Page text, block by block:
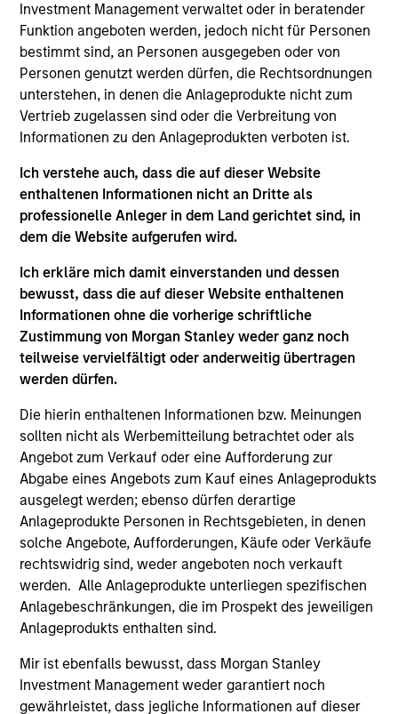
Investment Management verwaltet oder in beratender
Funktion angeboten werden, jedoch nicht für Personen
bestimmt sind, an Personen ausgegeben oder von
Personen genutzt werden dürfen, die Rechtsordnungen
unterstehen, in denen die Anlageprodukte nicht zum
Vertrieb zugelassen sind oder die Verbreitung von
Informationen zu den Anlageprodukten verboten ist.
Ich verstehe auch, dass die auf dieser Website
enthaltenen Informationen nicht an Dritte als
professionelle Anleger in dem Land gerichtet sind, in
dem die Website aufgerufen wird.
Ich erkläre mich damit einverstanden und dessen
bewusst, dass die auf dieser Website enthaltenen
Informationen ohne die vorherige schriftliche
Zustimmung von Morgan Stanley weder ganz noch
teilweise vervielfältigt oder anderweitig übertragen
werden dürfen.
Die hierin enthaltenen Informationen bzw. Meinungen
sollten nicht als Werbemitteilung betrachtet oder als
Angebot zum Verkauf oder eine Aufforderung zur
Abgabe eines Angebots zum Kauf eines Anlageprodukts
ausgelegt werden; ebenso dürfen derartige
Anlageprodukte Personen in Rechtsgebieten, in denen
solche Angebote, Aufforderungen, Käufe oder Verkäufe
rechtswidrig sind, weder angeboten noch verkauft
werden. Alle Anlageprodukte unterliegen spezifischen
Anlagebeschränkungen, die im Prospekt des jeweiligen
Anlageprodukts enthalten sind.
Mir ist ebenfalls bewusst, dass Morgan Stanley
Investment Management weder garantiert noch
gewährleistet, dass jegliche Informationen auf dieser
Anträge auf Anteile an den Teilfonds sollten erst gestellt
werden, wenn der aktuelle Verkaufsprospekt, das Key
Information Document („KID“) oder das Key Investor
Information Document („KIID“), der Jahres- und
Halbjahresbericht („Angebotsunterlagen“) oder andere
Dokumente, die in Ihrer Nähe online unter
https://www.morganstanley.com/im/msinvf/index.html
verfügbar sind oder kostenlos beim Geschäftssitz von
Business Centre, 6B route de Trèves, L-2633
Senningerberg, R.C.S. Luxemburg B 29 192, erhältlich.
Informationen in Bezug auf Nachhaltigkeitsaspekte des
Fonds und die Zusammenfassung der Anlegerrechte
Italienische Anleger sollten darüber hinaus das
„Erweiterte Zeichnungsformular“ und alle Anleger aus
Hongkong den Abschnitt „Zusätzliche Informationen für
Anleger aus Hongkong“ im Verkaufsprospekt beachten.
Deutschsprachige Exemplare des Verkaufsprospekts, des
KID oder des KIID, der Statuten der Gesellschaft und der
Jahres- und Halbjahresberichte sowie zusätzliche
erhältlich. Die Schweizer Vertretung ist Carnegie Fund
Services S.A., 11, rue du Général-Dufour, 1204 Genf,
Schweiz. Die Schweizer Zahlstelle ist Banque Cantonale
de Genève, 17, quai de l’Ile, 1204 Genf, Schweiz.
Beendet die Verwaltungsgesellschaft des entsprechenden
Fonds ihre Vereinbarung zur Vermarktung dieses Fonds in
einem Land des EWR, in dem dieser für den Verkauf
registriert ist, so geschieht dies in Übereinstimmung mit
den OGAW-Vorschriften.
Mit dem Fonds verbundene Begriffe und
Begriffsbestimmungen können Sie unserer Seite mit
demGlossarentnehmen.
Performanceangaben werden auf Basis der
Nettoinventarwerte (NAV) und abzüglich Gebühren
berechnet. Provisionen und Kosten, die bei der Ausgabe